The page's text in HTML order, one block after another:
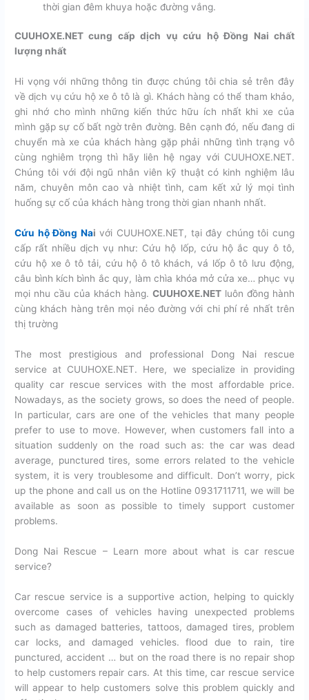
thời gian đêm khuya hoặc đường vắng.
CUUHOXE.NET cung cấp dịch vụ cứu hộ Đồng Nai chất
lượng nhất
Hi vọng với những thông tin được chúng tôi chia sẻ trên đây
về dịch vụ cứu hộ xe ô tô là gì. Khách hàng có thể tham khảo,
ghi nhớ cho mình những kiến thức hữu ích nhất khi xe của
mình gặp sự cố bất ngờ trên đường. Bên cạnh đó, nếu đang di
chuyển mà xe của khách hàng gặp phải những tình trạng vô
cùng nghiêm trọng thì hãy liên hệ ngay với CUUHOXE.NET.
Chúng tôi với đội ngũ nhân viên kỹ thuật có kinh nghiệm lâu
năm, chuyên môn cao và nhiệt tình, cam kết xử lý mọi tình
huống sự cố của khách hàng trong thời gian nhanh nhất.
Cứu hộ Đồng Nai với CUUHOXE.NET, tại đây chúng tôi cung
cấp rất nhiều dịch vụ như: Cứu hộ lốp, cứu hộ ắc quy ô tô,
cứu hộ xe ô tô tải, cứu hộ ô tô khách, vá lốp ô tô lưu động,
câu bình kích bình ắc quy, làm chìa khóa mở cửa xe… phục vụ
mọi nhu cầu của khách hàng. CUUHOXE.NETluôn đồng hành
cùng khách hàng trên mọi nẻo đường với chi phí rẻ nhất trên
thị trường
The most prestigious and professional Dong Nai rescue
service at CUUHOXE.NET. Here, we specialize in providing
quality car rescue services with the most affordable price.
Nowadays, as the society grows, so does the need of people.
In particular, cars are one of the vehicles that many people
prefer to use to move. However, when customers fall into a
situation suddenly on the road such as: the car was dead
average, punctured tires, some errors related to the vehicle
system, it is very troublesome and difficult. Don’t worry, pick
up the phone and call us on the Hotline 0931711711, we will be
available as soon as possible to timely support customer
problems.
Dong Nai Rescue – Learn more about what is car rescue
service?
Car rescue service is a supportive action, helping to quickly
overcome cases of vehicles having unexpected problems
such as damaged batteries, tattoos, damaged tires, problem
car locks, and damaged vehicles. flood due to rain, tire
punctured, accident … but on the road there is no repair shop
to help customers repair cars. At this time, car rescue service
will appear to help customers solve this problem quickly and